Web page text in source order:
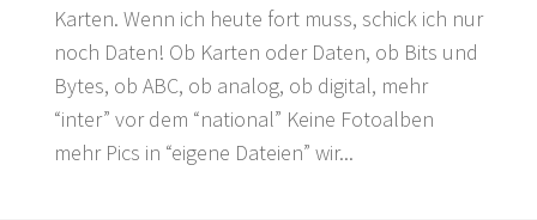
Karten. Wenn ich heute fort muss, schick ich nur
noch Daten! Ob Karten oder Daten, ob Bits und
Bytes, ob ABC, ob analog, ob digital, mehr
“inter” vor dem “national” Keine Fotoalben
mehr Pics in “eigene Dateien” wir...